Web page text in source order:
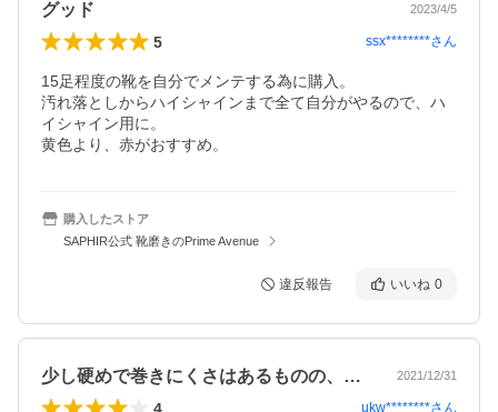
グッド 2023/4/5
5 ssx********さん
15足程度の靴を自分でメンテする為に購入。
汚れ落としからハイシャインまで全て自分がやるので、ハ
イシャイン用に。
黄色より、赤がおすすめ。
購入したストア
SAPHIR公式 靴磨きのPrime Avenue
違反報告 いいね 0
少し硬めで巻きにくさはあるものの、仕上… 2021/12/31
4 ukw********さん